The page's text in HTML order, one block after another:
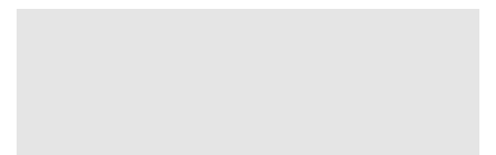
Kesejahteraan